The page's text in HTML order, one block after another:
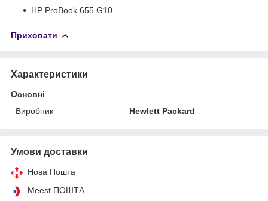
HP ProBook 655 G10
Приховати
Характеристики
Основні
Виробник
Hewlett Packard
Умови доставки
Нова Пошта
Meest ПОШТА